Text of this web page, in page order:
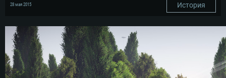
28 мая 2015 История